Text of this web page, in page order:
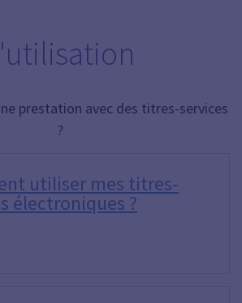
prestation avec des titres-services
?
utiliser mes titres-
électroniques ?